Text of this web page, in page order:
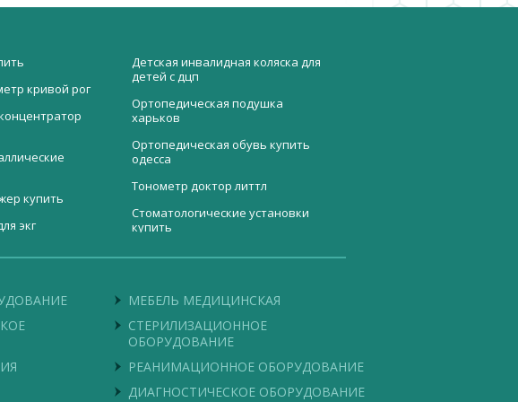
кривой рог
купить
экг
Детская инвалидная коляска для
детей с дцп
Ортопедическая подушка
харьков
Ортопедическая обувь купить
одесса
Тонометр доктор литтл
Стоматологические установки
купить
Купить кислородный баллон в
Стетоскоп купить днепр
Плазмолифтинг аппарат купить
Biotech
трёхсекционный
Perfecta
КСК-12
крови (определение СОЭ)
Кровать медицинская КМ-05
Подставка под бикс ПБ
Спирограф SP100
МЕБЕЛЬ МЕДИЦИНСКАЯ
СТЕРИЛИЗАЦИОННОЕ
ОБОРУДОВАНИЕ
РЕАНИМАЦИОННОЕ ОБОРУДОВАНИЕ
ДИАГНОСТИЧЕСКОЕ ОБОРУДОВАНИЕ